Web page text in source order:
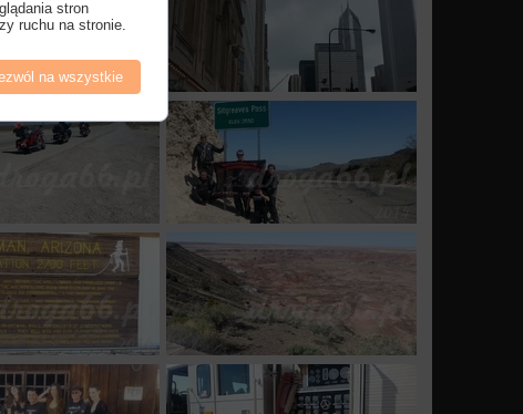
stron
ruchu na stronie.
na wszystkie